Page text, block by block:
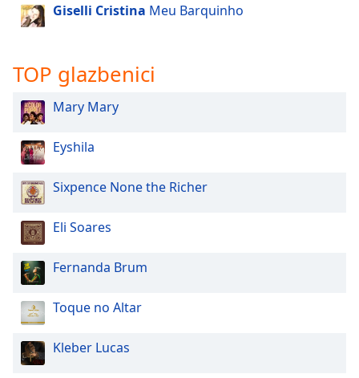
dialog
and
close
window.
Text
Color
Opacity
Background
Color
Giselli Cristina Meu Barquinho
TOP glazbenici
Mary Mary
Eyshila
Sixpence None the Richer
Eli Soares
Fernanda Brum
Toque no Altar
Kleber Lucas